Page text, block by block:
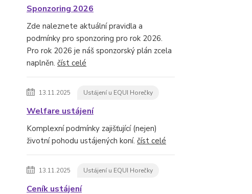
Sponzoring 2026
Zde naleznete aktuální pravidla a
podmínky pro sponzoring pro rok 2026.
Pro rok 2026 je náš sponzorský plán zcela
naplněn. číst celé
13.11.2025 Ustájení u EQUI Horečky
Welfare ustájení
Komplexní podmínky zajišťující (nejen)
životní pohodu ustájených koní. číst celé
13.11.2025 Ustájení u EQUI Horečky
Ceník ustájení